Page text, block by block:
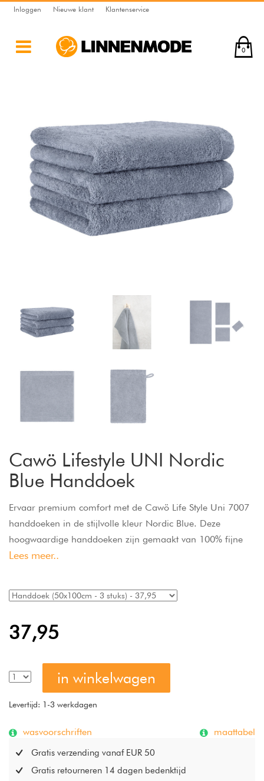
Inloggen Nieuwe klant Klantenservice
0
Cawö Lifestyle UNI Nordic
Blue Handdoek
Ervaar premium comfort met de Cawö Life Style Uni 7007
handdoeken in de stijlvolle kleur Nordic Blue. Deze
hoogwaardige handdoeken zijn gemaakt van 100% fijne
katoen met een zachte, fluweelachtige structuur en bieden
moderne uitstraling. De handdoeken zijn
de trommel-droger, waardoor ze perfect zijn voor dagelijks
aanvulling op je bad- of wellness-collectie.
Lees meer..
37,95
in winkelwagen
Levertijd: 1-3 werkdagen
wasvoorschriften maattabel
Gratis verzending vanaf EUR 50
Gratis retourneren 14 dagen bedenktijd